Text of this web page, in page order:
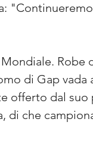
Robe
di Gap vada
offerto dal suo
di che